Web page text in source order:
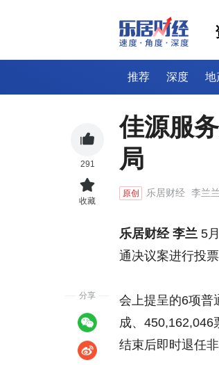
推荐 深度 地
佳源服
局
原创 乐居财经 李兰兰
乐居财经 李兰 5
通决议案进行投票
会上提呈的6项普
成、450,162,046
结束后即时退任
291
收藏
分享